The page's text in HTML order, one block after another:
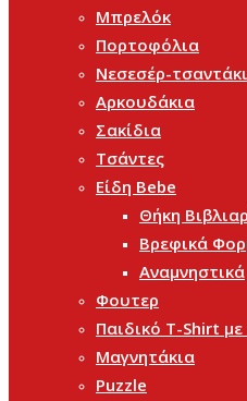
Μπρελόκ
Πορτοφόλια
Νεσεσέρ-
Αρκουδάκια
Σακίδια
Τσάντες
Είδη Bebe
Θήκη
Βρεφικά
Αναμνηστικά
Φουτερ
Παιδικό T-Shirt
Μαγνητάκια
Puzzle